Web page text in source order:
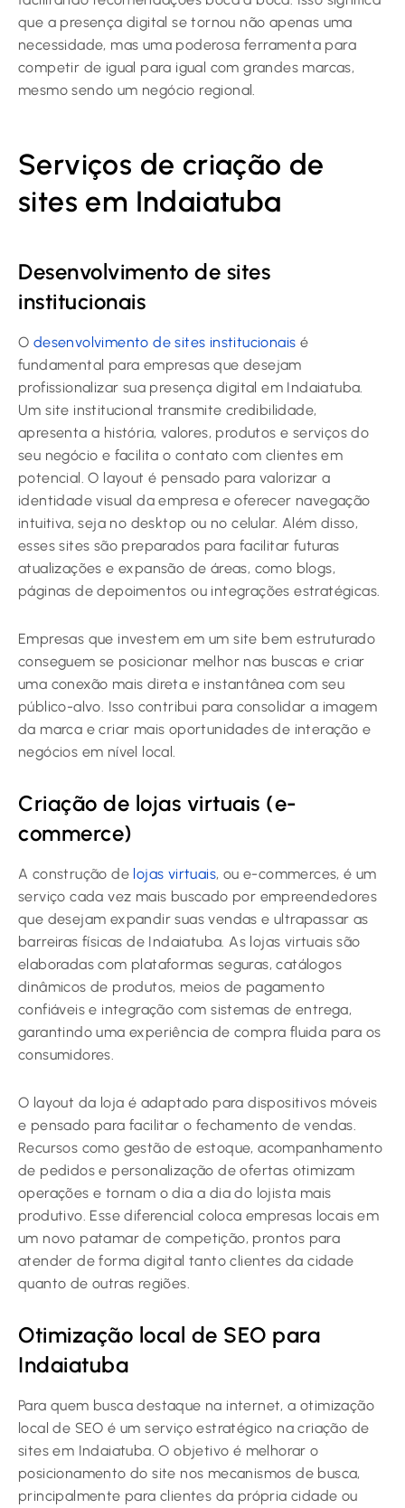
que a presença digital se tornou não apenas uma
necessidade, mas uma poderosa ferramenta para
competir de igual para igual com grandes marcas,
mesmo sendo um negócio regional.
Serviços de criação de
sites em Indaiatuba
Desenvolvimento de sites
institucionais
O desenvolvimento de sites institucionais é
fundamental para empresas que desejam
profissionalizar sua presença digital em Indaiatuba.
Um site institucional transmite credibilidade,
apresenta a história, valores, produtos e serviços do
seu negócio e facilita o contato com clientes em
potencial. O layout é pensado para valorizar a
identidade visual da empresa e oferecer navegação
intuitiva, seja no desktop ou no celular. Além disso,
esses sites são preparados para facilitar futuras
atualizações e expansão de áreas, como blogs,
páginas de depoimentos ou integrações estratégicas.
Empresas que investem em um site bem estruturado
conseguem se posicionar melhor nas buscas e criar
uma conexão mais direta e instantânea com seu
público-alvo. Isso contribui para consolidar a imagem
da marca e criar mais oportunidades de interação e
negócios em nível local.
Criação de lojas virtuais (e-
commerce)
A construção de lojas virtuais, ou e-commerces, é um
serviço cada vez mais buscado por empreendedores
que desejam expandir suas vendas e ultrapassar as
barreiras físicas de Indaiatuba. As lojas virtuais são
elaboradas com plataformas seguras, catálogos
dinâmicos de produtos, meios de pagamento
confiáveis e integração com sistemas de entrega,
garantindo uma experiência de compra fluida para os
consumidores.
O layout da loja é adaptado para dispositivos móveis
e pensado para facilitar o fechamento de vendas.
Recursos como gestão de estoque, acompanhamento
de pedidos e personalização de ofertas otimizam
operações e tornam o dia a dia do lojista mais
produtivo. Esse diferencial coloca empresas locais em
um novo patamar de competição, prontos para
atender de forma digital tanto clientes da cidade
quanto de outras regiões.
Otimização local de SEO para
Indaiatuba
Para quem busca destaque na internet, a otimização
local de SEO é um serviço estratégico na criação de
sites em Indaiatuba. O objetivo é melhorar o
posicionamento do site nos mecanismos de busca,
principalmente para clientes da própria cidade ou